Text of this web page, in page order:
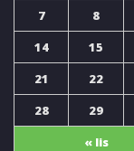
« lis
7
8
14
15
21
22
28
29